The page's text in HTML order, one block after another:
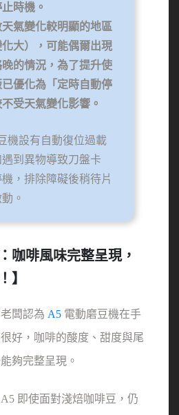
時機。
氣變化較明顯的地區
化大），可能偶爾出現
的情況，為了提升使
優化為「定時自動停
受天氣變化影響。
機設有自動復位過載
到異物導致刀盤卡
，排除障礙後稍待片
。
咖啡風味完整呈現，
】
闆認為 A5 電動磨豆機在手
好，咖啡的酸度、甜度與尾
夠完整呈現。
即使面對淺焙咖啡豆，仍